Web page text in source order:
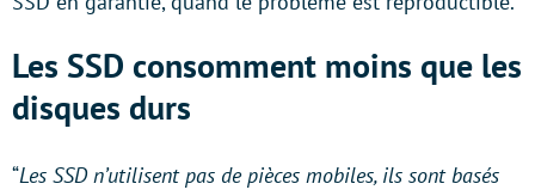
Les SSD consomment moins que les
disques durs
“Les SSD n’utilisent pas de pièces mobiles, ils sont basés